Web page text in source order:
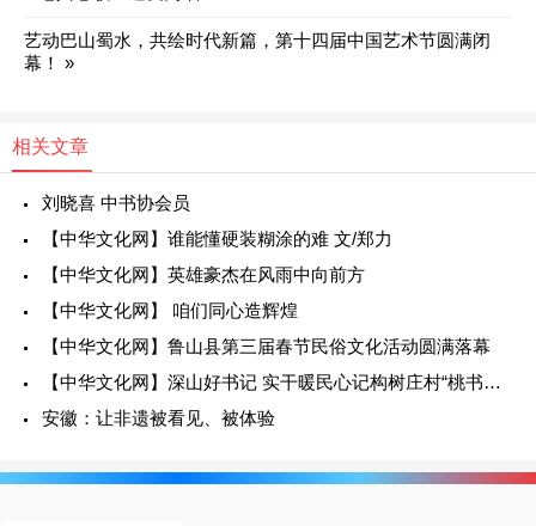
艺动巴山蜀水，共绘时代新篇，第十四届中国艺术节圆满闭
幕！ »
相关文章
刘晓喜 中书协会员
【中华文化网】谁能懂硬装糊涂的难 文/郑力
【中华文化网】英雄豪杰在风雨中向前方
【中华文化网】 咱们同心造辉煌
【中华文化网】鲁山县第三届春节民俗文化活动圆满落幕
【中华文化网】深山好书记 实干暖民心记构树庄村“桃书记”马见发
安徽：让非遗被看见、被体验